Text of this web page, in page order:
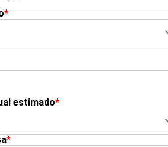
*
estimado*
*